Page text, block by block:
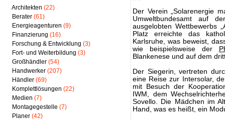
Architekten (22)
Berater (61)
Energieagenturen (9)
Finanzierung (16)
Forschung & Entwicklung (3)
Fort- und Weiterbildung (3)
Großhändler (54)
Handwerker (207)
Händler (69)
Komplettlösungen (22)
Medien (7)
Montagegestelle (7)
Planer (42)
Der Verein „Solarenergie
Umweltbundesamt auf
ausgelobten Wettbewerbs
Platz erreichte das
Karlsruhe, was beweist,
wie beispielsweise der
Blankenese und auf dem
Der Siegerin, vertreten
eine Reise zur Intersolar,
mit Besuch der
IWM, dem
Sovello. Die Mädchen im
Hand, was es heißt, ein